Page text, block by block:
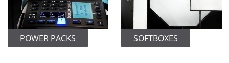
POWER PACKS SOFTBOXES